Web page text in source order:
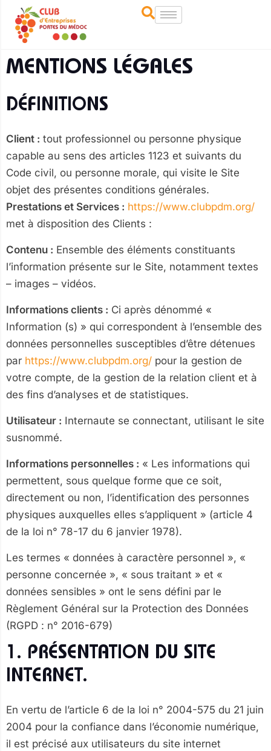
MENTIONS LÉGALES
DÉFINITIONS
Client : tout professionnel ou personne physique
capable au sens des articles 1123 et suivants du
Code civil, ou personne morale, qui visite le Site
objet des présentes conditions générales.
Prestations et Services : https://www.clubpdm.org/
met à disposition des Clients :
Contenu : Ensemble des éléments constituants
l’information présente sur le Site, notamment textes
– images – vidéos.
Informations clients : Ci après dénommé «
Information (s) » qui correspondent à l’ensemble des
données personnelles susceptibles d’être détenues
par https://www.clubpdm.org/ pour la gestion de
votre compte, de la gestion de la relation client et à
des fins d’analyses et de statistiques.
Utilisateur : Internaute se connectant, utilisant le site
susnommé.
Informations personnelles : « Les informations qui
permettent, sous quelque forme que ce soit,
directement ou non, l’identification des personnes
physiques auxquelles elles s’appliquent » (article 4
de la loi n° 78-17 du 6 janvier 1978).
Les termes « données à caractère personnel », «
personne concernée », « sous traitant » et «
données sensibles » ont le sens défini par le
Règlement Général sur la Protection des Données
(RGPD : n° 2016-679)
1. PRÉSENTATION DU SITE
INTERNET.
En vertu de l’article 6 de la loi n° 2004-575 du 21 juin
2004 pour la confiance dans l’économie numérique,
il est précisé aux utilisateurs du site internet